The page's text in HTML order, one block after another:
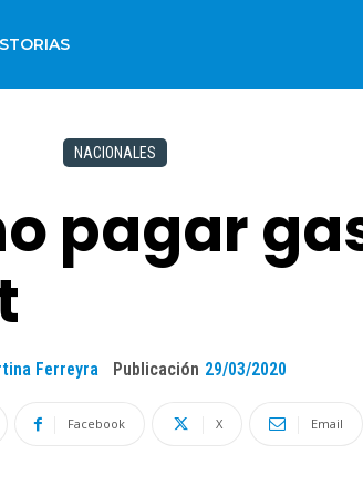
NACIONALES
pagar
Ferreyra Publicación 29/03/2020
Facebook X Email